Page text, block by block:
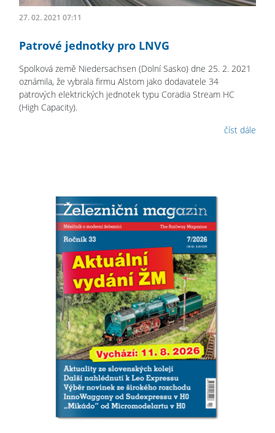
27. 02. 2021 07:11
Patrové jednotky pro LNVG
Spolková země Niedersachsen (Dolní Sasko) dne 25. 2. 2021
oznámila, že vybrala firmu Alstom jako dodavatele 34
patrových elektrických jednotek typu Coradia Stream HC
(High Capacity).
číst dále